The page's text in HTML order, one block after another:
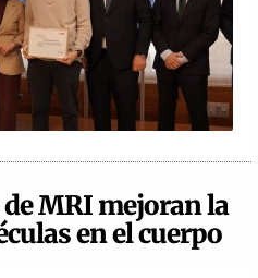
MRI mejoran la
en el cuerpo